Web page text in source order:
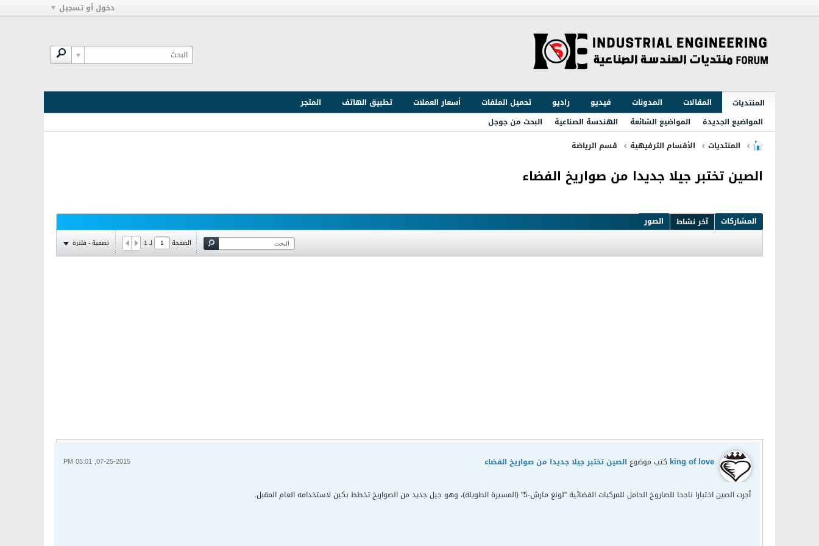
دخول أو تسجيل
المنتديات المقالات المدونات فيديو راديو تحميل الملفات أسعار العملات تطبيق الهاتف
المتجر
المواضيع الجديدة
المواضيع الشائعة الهندسة الصناعية
البحث من جوجل
المنتديات
الأقسام الترفيهية قسم الرياضة
الصين تختبر جيلا جديدا من صواريخ الفضاء
المشاركات آخر نشاط الصور
الصفحة لـ1 تصفية - فلترة
king of love كتب موضوع الصين تختبر جيلا جديدا من صواريخ الفضاء 07-25-2015, 05:01 PM
أجرت الصين اختبارا ناجحا للصاروخ الحامل للمركبات الفضائية "لونغ مارش-5" (المسيرة الطويلة)، وهو جيل جديد من الصواريخ تخطط بكين لاستخدامه العام المقبل.